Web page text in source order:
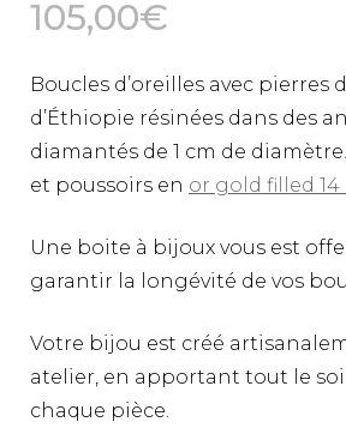
105,00€
Boucles d’oreilles avec pierres
d’Éthiopie résinées dans des
diamantés de 1 cm de
et poussoirs en or gold filled 14
Une boite à bijoux vous est
garantir la longévité de vos
Votre bijou est créé
atelier, en apportant tout le
chaque pièce.